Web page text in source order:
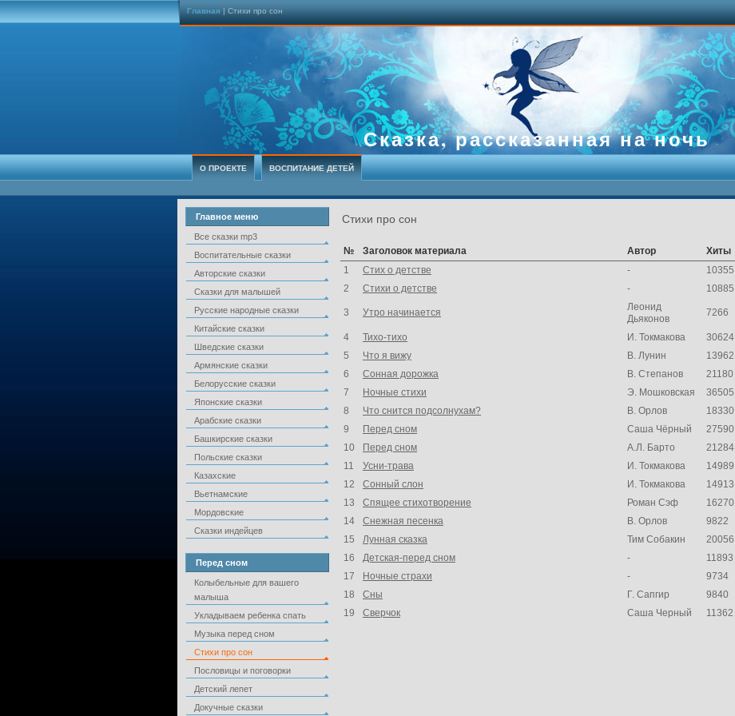
Главная | Стихи про сон
Сказка, рассказанная на ночь
О ПРОЕКТЕ ВОСПИТАНИЕ ДЕТЕЙ
Главное меню
Все сказки mp3
Воспитательные сказки
Авторские сказки
Сказки для малышей
Русские народные сказки
Китайские сказки
Шведские сказки
Армянские сказки
Белорусские сказки
Японские сказки
Арабские сказки
Башкирские сказки
Польские сказки
Казахские
Вьетнамские
Мордовские
Сказки индейцев
Перед сном
Колыбельные для вашего
малыша
Укладываем ребенка спать
Музыка перед сном
Стихи про сон
Пословицы и поговорки
Детский лепет
Докучные сказки
Стихи про сон
№ Заголовок материала Автор
Хиты
1
Стих о детстве -
10355
2
Стихи о детстве - 10885
3 Утро начинается
Леонид
Дьяконов
7266
4 Тихо-тихо И. Токмакова
30624
5
Что я вижу В. Лунин
13962
6
Сонная дорожка В. Степанов
21180
7
Ночные стихи Э. Мошковская
36505
8
Что снится подсолнухам? В. Орлов
18330
9
Перед сном Саша Чёрный
27590
10
Перед сном А.Л. Барто
21284
11
Усни-трава И. Токмакова
14989
12
Сонный слон И. Токмакова
14913
13
Спящее стихотворение Роман Сэф
16270
14
Снежная песенка В. Орлов
9822
15
Лунная сказка Тим Собакин
20056
16
Детская-перед сном -
11893
17
Ночные страхи -
9734
18
Сны Г. Сапгир
9840
19
Сверчок Саша Черный 11362